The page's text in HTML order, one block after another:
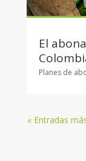
El
Planes de
« Entradas